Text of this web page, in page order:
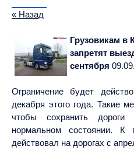
« Назад
Грузовикам в
запретят
сентября
Ограничение будет
декабря этого года. Такие
чтобы сохранить
нормальном состоянии. К
действовал на дорогах с